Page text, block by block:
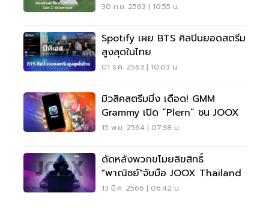
30 ก.ย. 2563 | 10:55 น.
Spotify เผย BTS ศิลปินยอดสตรีม
สูงสุดในไทย
01 ธ.ค. 2563 | 10:03 น.
มิวสิคสตรีมมิ่ง เดือด! GMM
Grammy เปิด “Plern” ชน JOOX
15 พ.ย. 2564 | 07:38 น.
ดัดหลังพวกขโมยลิขสิทธิ์
"พาณิชย์"จับมือ JOOX Thailand
13 มี.ค. 2566 | 06:42 น.